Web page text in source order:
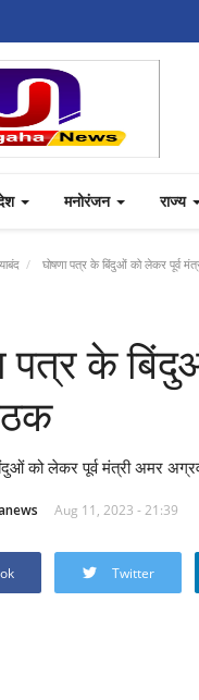
मनोरंजन राज्य
घोषणा पत्र के बिंदुओं को लेकर पूर्व
पत्र के
को लेकर पूर्व मंत्री अमर
Aug 11, 2023 - 21:39
Twitter